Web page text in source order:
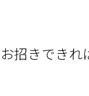
招きできれ